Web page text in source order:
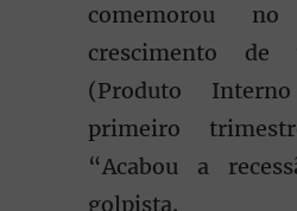
comemorou
crescimento
(Produto
primeiro
“Acabou a
golpista.